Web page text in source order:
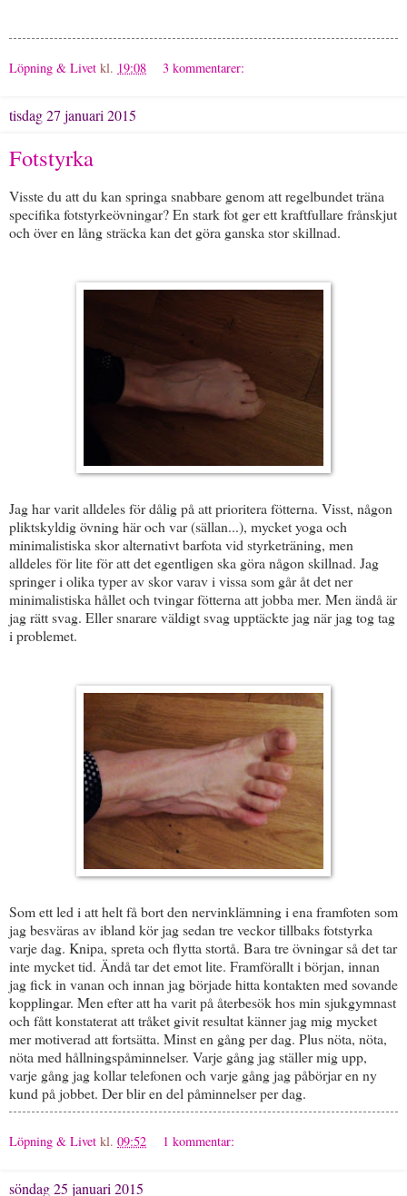
Löpning & Livet kl. 19:08 3 kommentarer:
tisdag 27 januari 2015
Fotstyrka
Visste du att du kan springa snabbare genom att regelbundet träna
specifika fotstyrkeövningar? En stark fot ger ett kraftfullare frånskjut
och över en lång sträcka kan det göra ganska stor skillnad.
Jag har varit alldeles för dålig på att prioritera fötterna. Visst, någon
pliktskyldig övning här och var (sällan...), mycket yoga och
minimalistiska skor alternativt barfota vid styrketräning, men
alldeles för lite för att det egentligen ska göra någon skillnad. Jag
springer i olika typer av skor varav i vissa som går åt det ner
minimalistiska hållet och tvingar fötterna att jobba mer. Men ändå är
jag rätt svag. Eller snarare väldigt svag upptäckte jag när jag tog tag
i problemet.
Som ett led i att helt få bort den nervinklämning i ena framfoten som
jag besväras av ibland kör jag sedan tre veckor tillbaks fotstyrka
varje dag. Knipa, spreta och flytta stortå. Bara tre övningar så det tar
inte mycket tid. Ändå tar det emot lite. Framförallt i början, innan
jag fick in vanan och innan jag började hitta kontakten med sovande
kopplingar. Men efter att ha varit på återbesök hos min sjukgymnast
och fått konstaterat att tråket givit resultat känner jag mig mycket
mer motiverad att fortsätta. Minst en gång per dag. Plus nöta, nöta,
nöta med hållningspåminnelser. Varje gång jag ställer mig upp,
varje gång jag kollar telefonen och varje gång jag påbörjar en ny
kund på jobbet. Der blir en del påminnelser per dag.
Löpning & Livet kl. 09:52 1 kommentar:
söndag 25 januari 2015